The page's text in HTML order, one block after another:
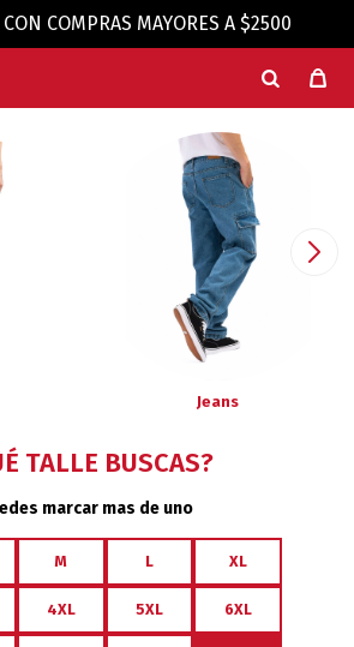
CON COMPRAS MAYORES A $2500
Jeans
TALLE BUSCAS?
marcar mas de uno
M L XL
4XL 5XL 6XL